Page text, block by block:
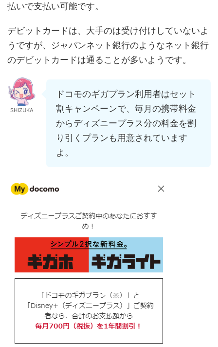
払いで支払い可能です。
デビットカードは、大手のは受け付けしていないよ
うですが、ジャパンネット銀行のようなネット銀行
のデビットカードは通ることが多いようです。
SHIZUKA
ドコモのギガプラン利用者はセット
割キャンペーンで、毎月の携帯料金
からディズニープラス分の料金を割
り引くプランも用意されています
よ。